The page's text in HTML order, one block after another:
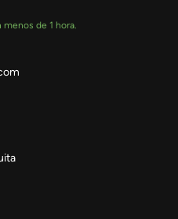
de 1 hora.